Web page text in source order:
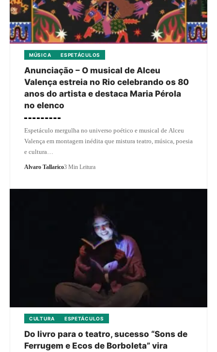
MÚSICA ESPETÁCULOS
Anunciação – O musical de Alceu
Valença estreia no Rio celebrando os 80
anos do artista e destaca Maria Pérola
no elenco
Espetáculo mergulha no universo poético e musical de Alceu
Valença em montagem inédita que mistura teatro, música, poesia
e cultura…
Alvaro Tallarico3 Min Leitura
CULTURA ESPETÁCULOS
Do livro para o teatro, sucesso “Sons de
Ferrugem e Ecos de Borboleta” vira